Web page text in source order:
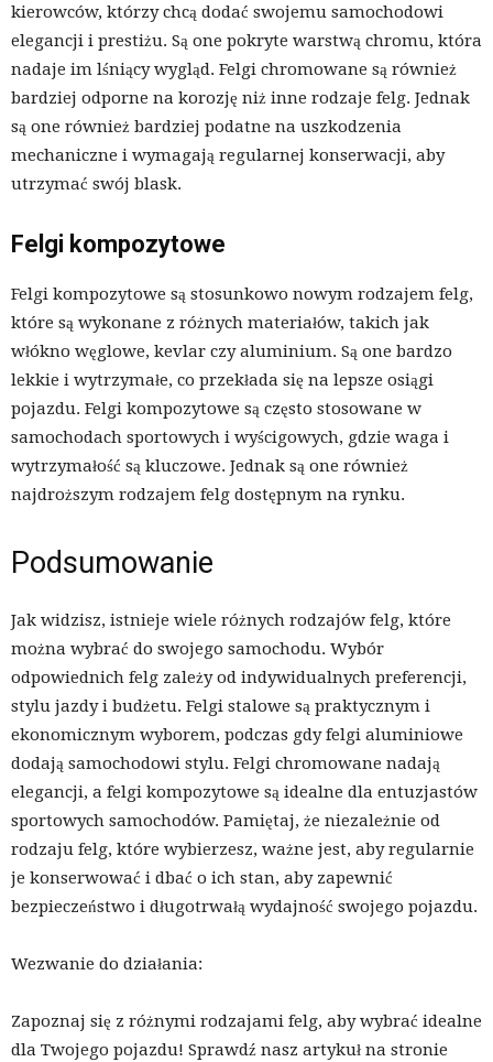
kierowców, którzy chcą dodać swojemu samochodowi
elegancji i prestiżu. Są one pokryte warstwą chromu, która
nadaje im lśniący wygląd. Felgi chromowane są również
bardziej odporne na korozję niż inne rodzaje felg. Jednak
są one również bardziej podatne na uszkodzenia
mechaniczne i wymagają regularnej konserwacji, aby
utrzymać swój blask.
Felgi kompozytowe
Felgi kompozytowe są stosunkowo nowym rodzajem felg,
które są wykonane z różnych materiałów, takich jak
włókno węglowe, kevlar czy aluminium. Są one bardzo
lekkie i wytrzymałe, co przekłada się na lepsze osiągi
pojazdu. Felgi kompozytowe są często stosowane w
samochodach sportowych i wyścigowych, gdzie waga i
wytrzymałość są kluczowe. Jednak są one również
najdroższym rodzajem felg dostępnym na rynku.
Podsumowanie
Jak widzisz, istnieje wiele różnych rodzajów felg, które
można wybrać do swojego samochodu. Wybór
odpowiednich felg zależy od indywidualnych preferencji,
stylu jazdy i budżetu. Felgi stalowe są praktycznym i
ekonomicznym wyborem, podczas gdy felgi aluminiowe
dodają samochodowi stylu. Felgi chromowane nadają
elegancji, a felgi kompozytowe są idealne dla entuzjastów
sportowych samochodów. Pamiętaj, że niezależnie od
rodzaju felg, które wybierzesz, ważne jest, aby regularnie
je konserwować i dbać o ich stan, aby zapewnić
bezpieczeństwo i długotrwałą wydajność swojego pojazdu.
Wezwanie do działania:
Zapoznaj się z różnymi rodzajami felg, aby wybrać idealne
dla Twojego pojazdu! Sprawdź nasz artykuł na stronie